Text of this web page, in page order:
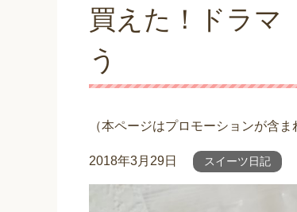
買えた！ドラマ
う
（本ページはプロモーションが含ま
2018年3月29日 スイーツ日記